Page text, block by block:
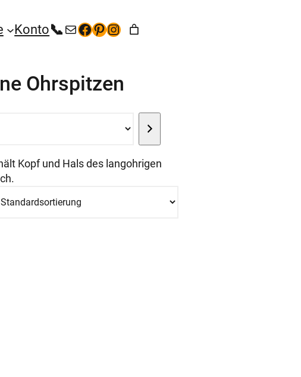
Konto+49 (35267) 5 53 65kontakt@hunde-bekleidung.com
Facebook
Pinterest
Instagram
Ohrspitzen
Kopf und Hals des langohrigen